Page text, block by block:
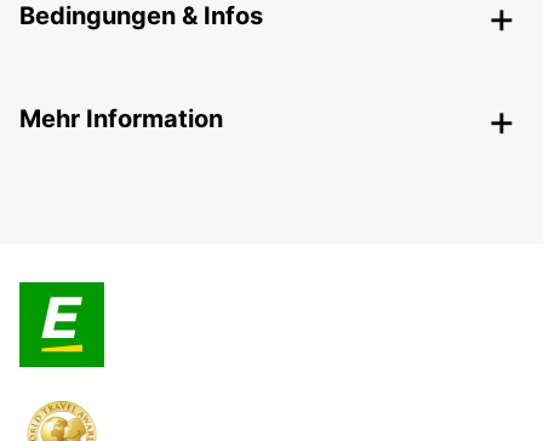
Bedingungen & Infos
Mehr Information